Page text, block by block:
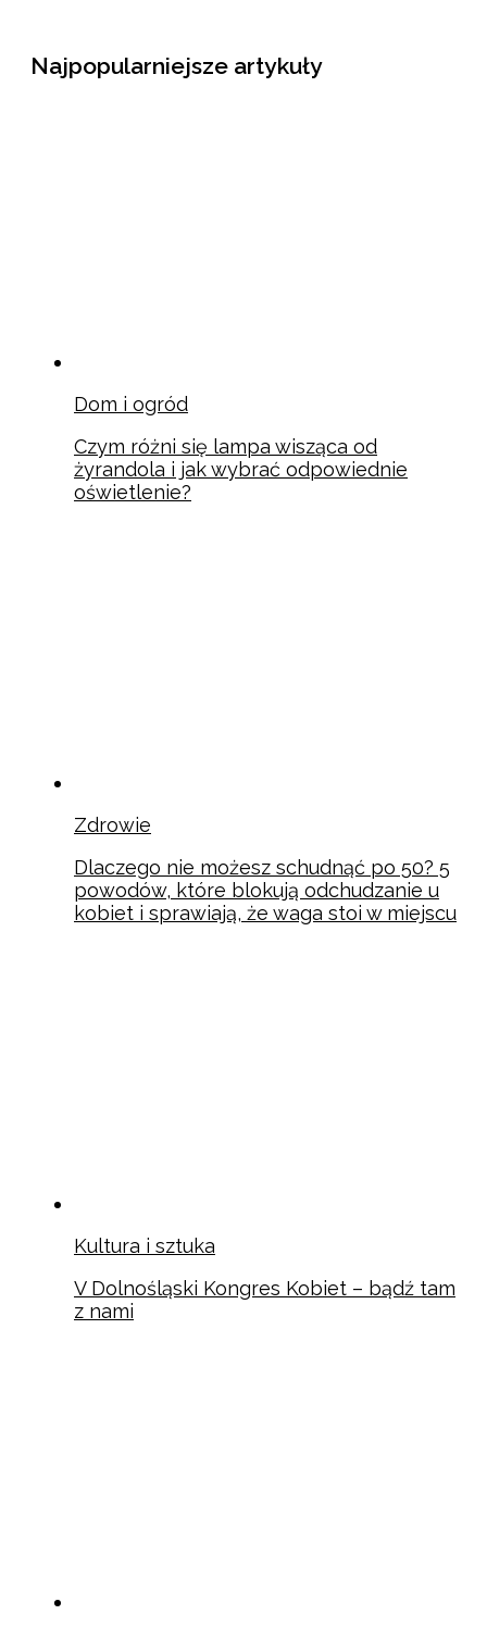
Najpopularniejsze artykuły
Dom i ogród
Czym różni się lampa wisząca od
żyrandola i jak wybrać odpowiednie
oświetlenie?
Zdrowie
Dlaczego nie możesz schudnąć po 50? 5
powodów, które blokują odchudzanie u
kobiet i sprawiają, że waga stoi w miejscu
Kultura i sztuka
V Dolnośląski Kongres Kobiet – bądź tam
z nami